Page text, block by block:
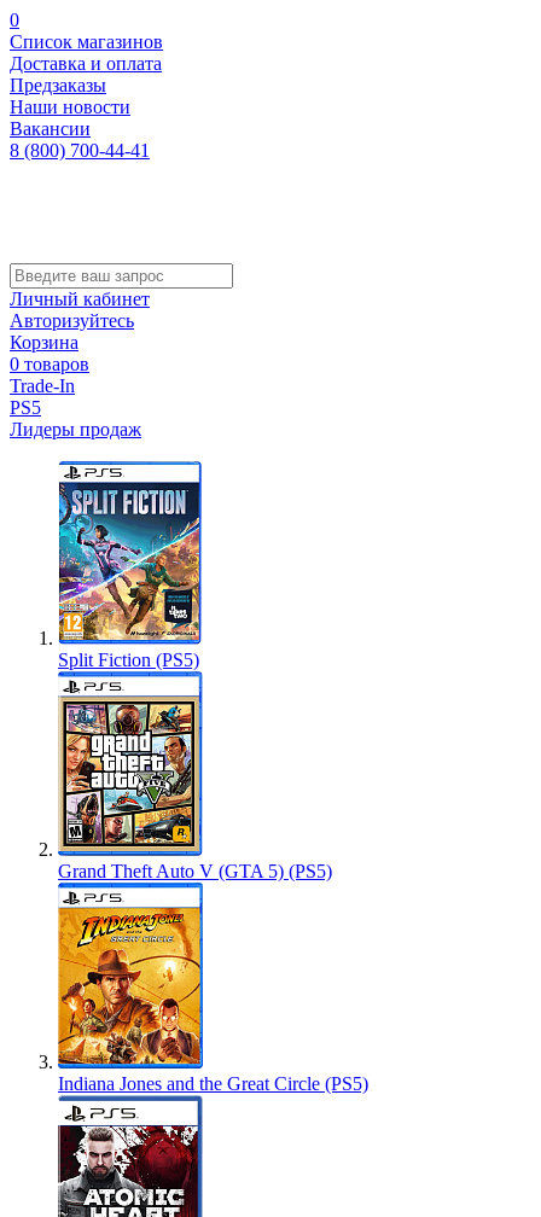
0
Список магазинов
Доставка и оплата
Предзаказы
Наши новости
Вакансии
8 (800) 700-44-41
Личный кабинет
Авторизуйтесь
Корзина
0 товаров
Trade-In
PS5
Лидеры продаж
Split Fiction (PS5)
Grand Theft Auto V (GTA 5) (PS5)
Indiana Jones and the Great Circle (PS5)